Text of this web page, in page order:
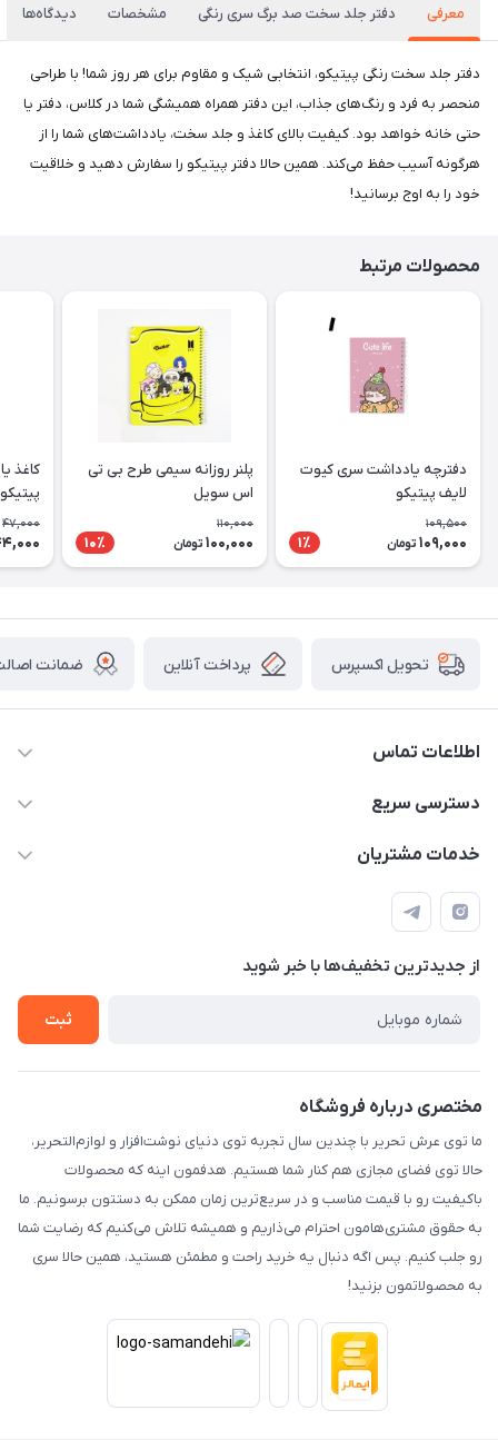
معرفی دفتر جلد سخت صد برگ سری رنگی مشخصات دیدگاه‌ها
دفتر جلد سخت رنگی پیتیکو، انتخابی شیک و مقاوم برای هر روز شما! با طراحی
منحصر به فرد و رنگ‌های جذاب، این دفتر همراه همیشگی شما در کلاس، دفتر یا
حتی خانه خواهد بود. کیفیت بالای کاغذ و جلد سخت، یادداشت‌های شما را از
هرگونه آسیب حفظ می‌کند. همین حالا دفتر پیتیکو را سفارش دهید و خلاقیت
خود را به اوج برسانید!
محصولات مرتبط
دفترچه یادداشت سری کیوت
لایف پیتیکو
109,500
109,000 تومان 1٪
پلنر روزانه سیمی طرح بی تی
اس سویل
110,000
100,000 تومان 10٪
کاغذ
پیتیکو
47,000
تحویل اکسپرس پرداخت آنلاین ضمانت
اطلاعات تماس
2424 3672 - 021
دسترسی سریع
لیست محصولات
راهنما
خدمات مشتریان
پرداخت الکترونیکی امن
رویه ارسال کالا
حریم خصوصی
تماس با ما
از جدید‌ترین تخفیف‌ها با‌ خبر شوید
ثبت
مختصری درباره فروشگاه
ما توی عرش تحریر با چندین سال تجربه توی دنیای نوشت‌افزار و لوازم‌التحریر،
حالا توی فضای مجازی هم کنار شما هستیم. هدفمون اینه که محصولات
باکیفیت رو با قیمت مناسب و در سریع‌ترین زمان ممکن به دستتون برسونیم. ما
به حقوق مشتری‌هامون احترام می‌ذاریم و همیشه تلاش می‌کنیم که رضایت شما
رو جلب کنیم. پس اگه دنبال یه خرید راحت و مطمئن هستید، همین حالا سری
به محصولاتمون بزنید!